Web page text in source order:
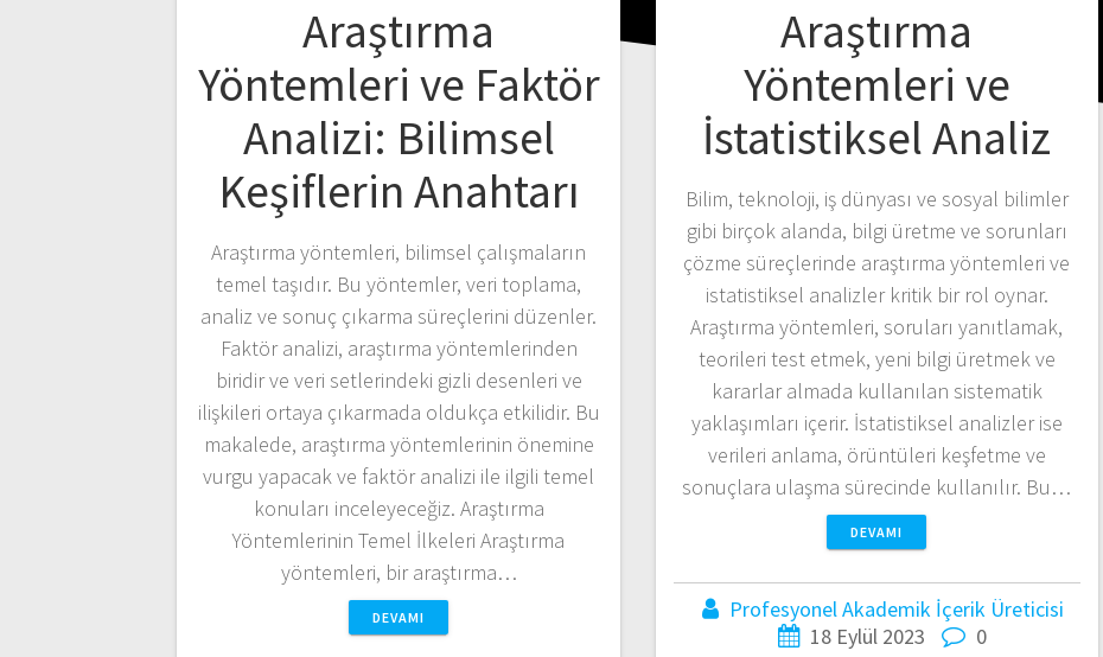
Araştırma
Yöntemleri ve Faktör
Analizi: Bilimsel
Keşiflerin Anahtarı
Araştırma yöntemleri, bilimsel çalışmaların
temel taşıdır. Bu yöntemler, veri toplama,
analiz ve sonuç çıkarma süreçlerini düzenler.
Faktör analizi, araştırma yöntemlerinden
biridir ve veri setlerindeki gizli desenleri ve
ilişkileri ortaya çıkarmada oldukça etkilidir. Bu
makalede, araştırma yöntemlerinin önemine
vurgu yapacak ve faktör analizi ile ilgili temel
konuları inceleyeceğiz. Araştırma
Yöntemlerinin Temel İlkeleri Araştırma
yöntemleri, bir araştırma…
DEVAMI
Araştırma
Yöntemleri ve
İstatistiksel Analiz
Bilim, teknoloji, iş dünyası ve sosyal bilimler
gibi birçok alanda, bilgi üretme ve sorunları
çözme süreçlerinde araştırma yöntemleri ve
istatistiksel analizler kritik bir rol oynar.
Araştırma yöntemleri, soruları yanıtlamak,
teorileri test etmek, yeni bilgi üretmek ve
kararlar almada kullanılan sistematik
yaklaşımları içerir. İstatistiksel analizler ise
verileri anlama, örüntüleri keşfetme ve
sonuçlara ulaşma sürecinde kullanılır. Bu…
DEVAMI
Profesyonel Akademik İçerik Üreticisi
18 Eylül 2023
0